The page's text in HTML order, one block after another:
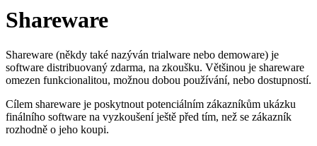
Shareware
Shareware (někdy také nazýván trialware nebo demoware) je
software distribuovaný zdarma, na zkoušku. Většinou je shareware
omezen funkcionalitou, možnou dobou používání, nebo dostupností.
Cílem shareware je poskytnout potenciálním zákazníkům ukázku
finálního software na vyzkoušení ještě před tím, než se zákazník
rozhodně o jeho koupi.